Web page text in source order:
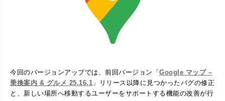
今回のバージョンアップでは、前回バージョン「Google マップ –
乗換案内 & グルメ 25.16.1 」リリース以降に見つかったバグの修正
と、新しい場所へ移動するユーザーをサポートする機能の改善が行